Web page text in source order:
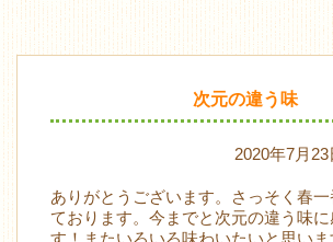
次元の違う味
2020年7月23
ありがとうございます。さっそく春
ております。今までと次元の違う味に
す！またいろいろ味わいたいと思い